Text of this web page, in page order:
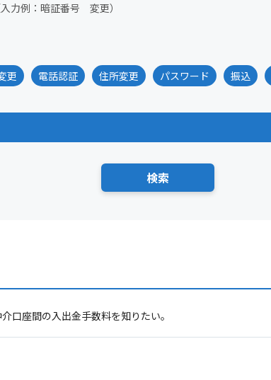
力例：暗証番号 変更）
更 電話認証 住所変更 パスワード 振込
口座間の入出金手数料を知りたい。